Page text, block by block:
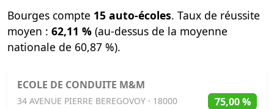
Bourges compte 15 auto-écoles. Taux de réussite
moyen : 62,11 % (au-dessus de la moyenne
nationale de 60,87 %).
ECOLE DE CONDUITE M&M
34 AVENUE PIERRE BEREGOVOY · 18000
75,00 %